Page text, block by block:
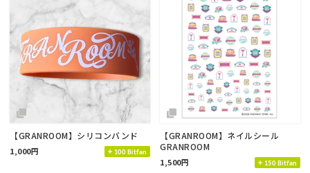
【GRANROOM】シリコンバンド
1,000円 100 Bitfan
【GRANROOM】ネイルシール
GRANROOM
1,500円 150 Bitfan